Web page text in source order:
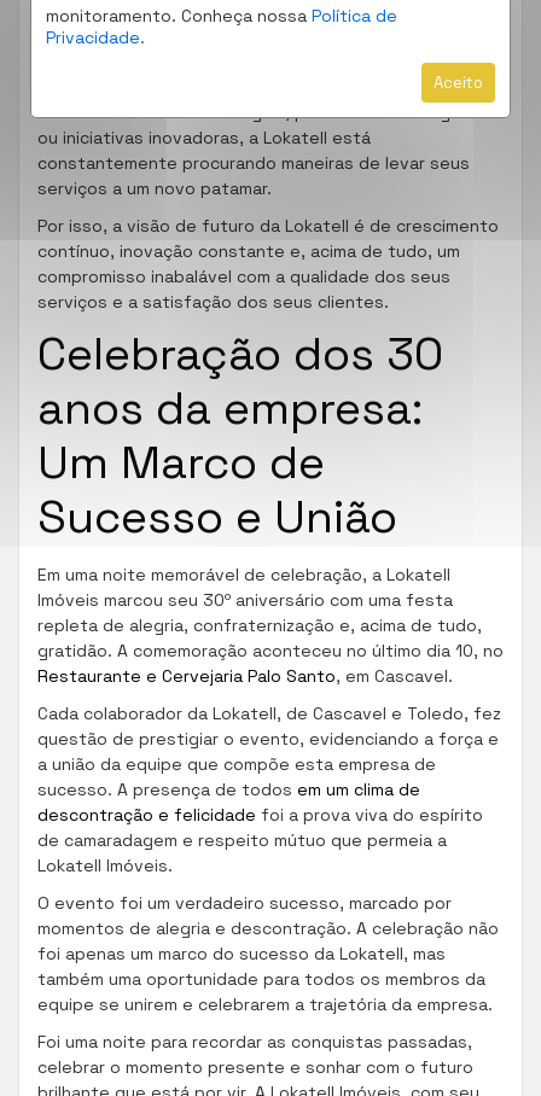
monitoramento. Conheça nossa Política de
Privacidade.
Aceito
Ao adotar essa abordagem proativa, a Lokatell garante
que sempre estará à frente do mercado, pronta para
enfrentar novos desafios e oportunidades. Seja
ou iniciativas inovadoras, a Lokatell está
constantemente procurando maneiras de levar seus
serviços a um novo patamar.
Por isso, a visão de futuro da Lokatell é de crescimento
contínuo, inovação constante e, acima de tudo, um
compromisso inabalável com a qualidade dos seus
serviços e a satisfação dos seus clientes.
Celebração dos 30
anos da empresa:
Um Marco de
Sucesso e União
Em uma noite memorável de celebração, a Lokatell
Imóveis marcou seu 30º aniversário com uma festa
repleta de alegria, confraternização e, acima de tudo,
gratidão. A comemoração aconteceu no último dia 10, no
Restaurante e Cervejaria Palo Santo, em Cascavel.
Cada colaborador da Lokatell, de Cascavel e Toledo, fez
questão de prestigiar o evento, evidenciando a força e
a união da equipe que compõe esta empresa de
sucesso. A presença de todos em um clima de
descontração e felicidade foi a prova viva do espírito
de camaradagem e respeito mútuo que permeia a
Lokatell Imóveis.
O evento foi um verdadeiro sucesso, marcado por
momentos de alegria e descontração. A celebração não
foi apenas um marco do sucesso da Lokatell, mas
também uma oportunidade para todos os membros da
equipe se unirem e celebrarem a trajetória da empresa.
Foi uma noite para recordar as conquistas passadas,
celebrar o momento presente e sonhar com o futuro